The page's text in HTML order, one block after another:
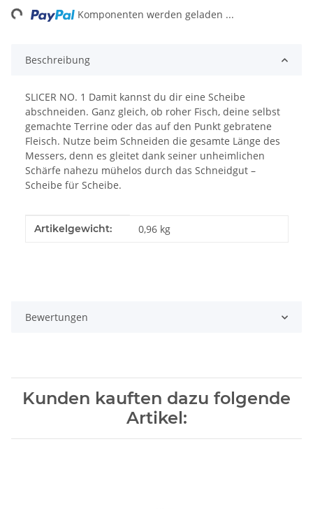
Komponenten werden geladen ...
Beschreibung
SLICER NO. 1 Damit kannst du dir eine Scheibe
abschneiden. Ganz gleich, ob roher Fisch, deine selbst
gemachte Terrine oder das auf den Punkt gebratene
Fleisch. Nutze beim Schneiden die gesamte Länge des
Messers, denn es gleitet dank seiner unheimlichen
Schärfe nahezu mühelos durch das Schneidgut –
Scheibe für Scheibe.
Produkteigenschaft
Wert
Artikelgewicht: 0,96 kg
Bewertungen
Kunden kauften dazu folgende
Artikel: